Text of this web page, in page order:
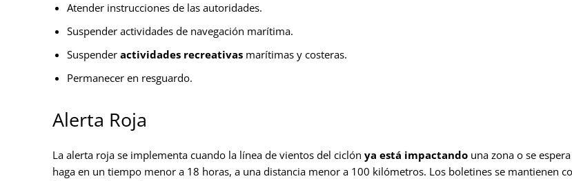
Atender instrucciones de las autoridades.
Suspender actividades de navegación marítima.
Suspender actividades recreativas marítimas y costeras.
Permanecer en resguardo.
Alerta Roja
La alerta roja se implementa cuando la línea de vientos del ciclón ya está impactando una zona o se
haga en un tiempo menor a 18 horas, a una distancia menor a 100 kilómetros. Los boletines se mantienen